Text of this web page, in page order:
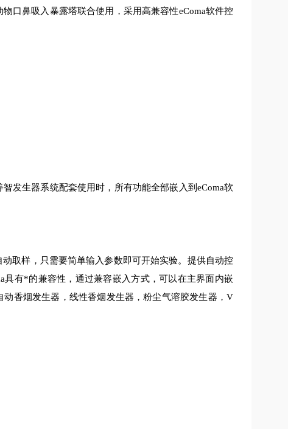
口鼻吸入暴露塔联合使用，采用高兼容性eComa软件控
发生器系统配套使用时，所有功能全部嵌入到eComa软
取样，只需要简单输入参数即可开始实验。提供自动控
有*的兼容性，通过兼容嵌入方式，可以在主界面内嵌
香烟发生器，线性香烟发生器，粉尘气溶胶发生器，V